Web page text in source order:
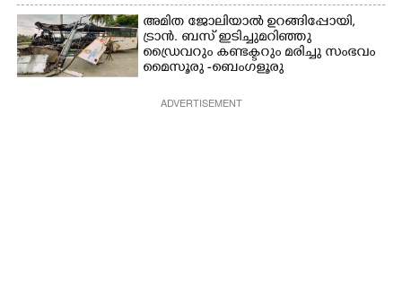
അമിത ജോലിയാൽ ഉറങ്ങിപ്പോയി,
ട്രാൻ. ബസ് ഇടിച്ചുമറിഞ്ഞു
ഡ്രൈവറും കണ്ടക്ടറും മരിച്ചു സംഭവം
മൈസൂരു -ബെംഗളൂരു
നാലു പേരുടെ നില ഗുരുതരം
ADVERTISEMENT